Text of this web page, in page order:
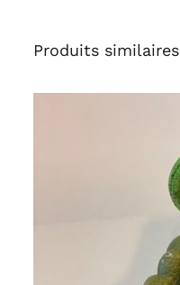
Produits similaires